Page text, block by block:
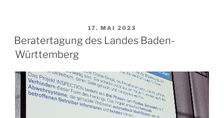
VERÖFFENTLICHT
AM
17. MAI 2023
Beratertagung des Landes Baden-
Württemberg